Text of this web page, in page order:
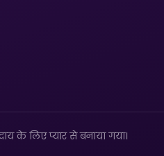
के लिए प्यार से बनाया गया।